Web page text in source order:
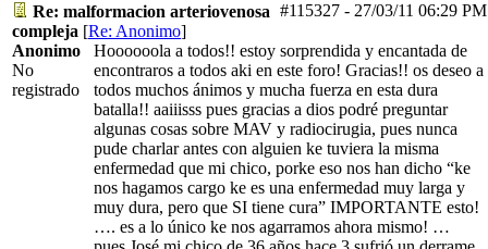
#115327 - 27/03/11 06:29 PM
Re: malformacion arteriovenosa
compleja [Re: Anonimo]
Anonimo
No
registrado
Hoooooola a todos!! estoy sorprendida y encantada de
encontraros a todos aki en este foro! Gracias!! os deseo a
todos muchos ánimos y mucha fuerza en esta dura
batalla!! aaiiisss pues gracias a dios podré preguntar
algunas cosas sobre MAV y radiocirugia, pues nunca
pude charlar antes con alguien ke tuviera la misma
enfermedad que mi chico, porke eso nos han dicho “ke
nos hagamos cargo ke es una enfermedad muy larga y
muy dura, pero que SI tiene cura” IMPORTANTE esto!
…. es a lo único ke nos agarramos ahora mismo! …